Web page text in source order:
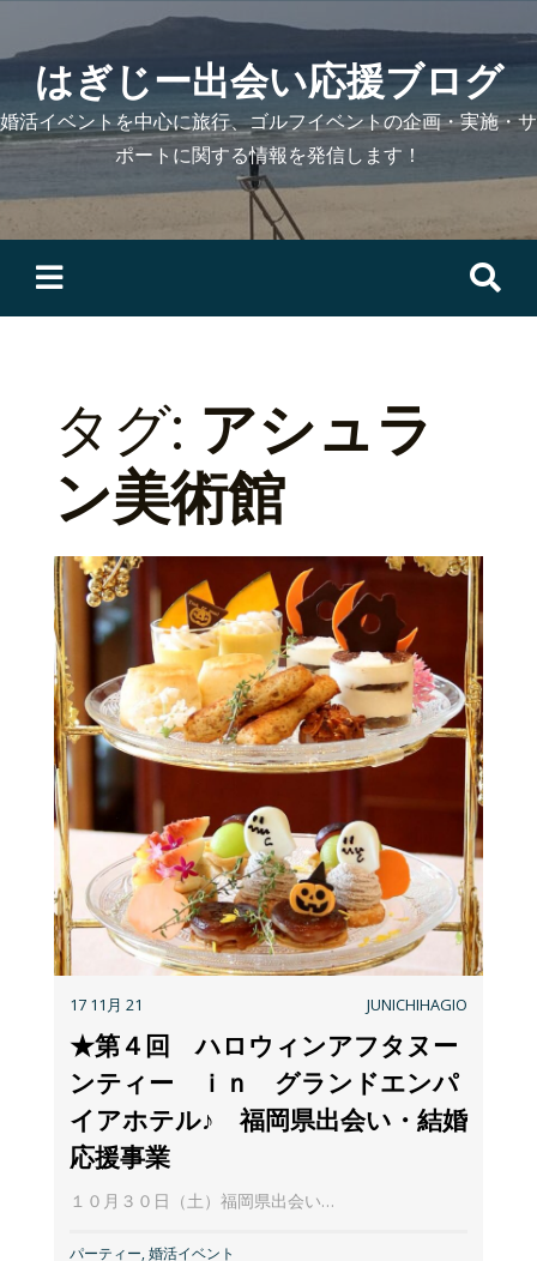
to
contentはぎじー出会い応援ブログ
婚活イベントを中心に旅行、ゴルフイベントの企画・実施・サ
ポートに関する情報を発信します！
タグ: アシュラ
ン美術館
17 11月 21 JUNICHIHAGIO
★第４回 ハロウィンアフタヌー
ンティー ｉｎ グランドエンパ
イアホテル♪ 福岡県出会い・結婚
応援事業
１０月３０日（土）福岡県出会い…
パーティー,婚活イベント